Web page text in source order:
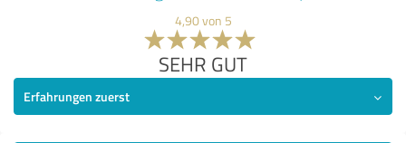
4,90 von 5
SEHR GUT
Erfahrungen zuerst